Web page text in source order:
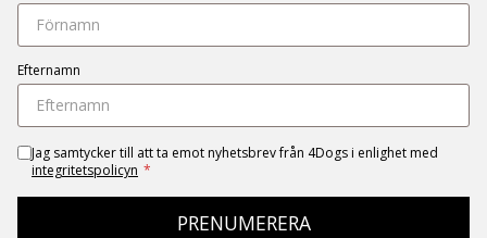
Efternamn
Jag samtycker till att ta emot nyhetsbrev från 4Dogs i enlighet med
integritetspolicyn *
PRENUMERERA